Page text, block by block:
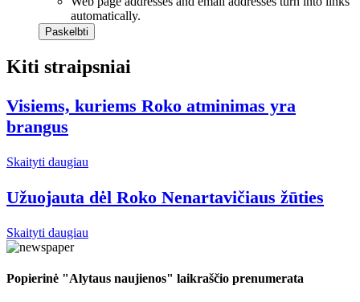
automatically.
Kiti straipsniai
Visiems, kuriems Roko atminimas yra
brangus
Skaityti daugiau
Užuojauta dėl Roko Nenartavičiaus žūties
Skaityti daugiau
Popierinė "Alytaus naujienos" laikraščio prenumerata